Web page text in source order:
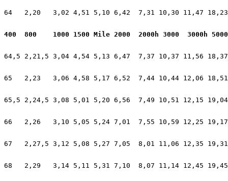
64   2,20   3,02 4,51 5,10 6,42  7,31 10,30 11,47
400  800    1000 1500 Mile 2000  2000h 3000  3000h
64,5 2,21,5 3,04 4,54 5,13 6,47  7,37 10,37 11,56
65   2,23   3,06 4,58 5,17 6,52  7,44 10,44 12,06
65,5 2,24,5 3,08 5,01 5,20 6,56  7,49 10,51 12,15
66   2,26   3,10 5,05 5,24 7,01  7,55 10,59 12,25
67   2,27,5 3,12 5,08 5,27 7,05  8,01 11,06 12,35
68   2,29   3,14 5,11 5,31 7,10  8,07 11,14 12,45